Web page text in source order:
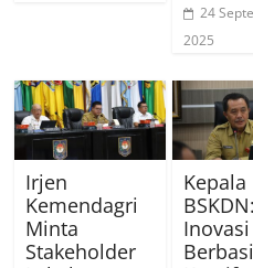
24
2025
Irjen
Kemendagri
Minta
Stakeholder
Kepala
BSKDN:
Inovasi